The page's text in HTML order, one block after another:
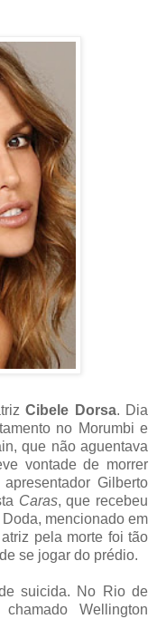
Cibele Dorsa. Dia
no Morumbi e
que não aguentava
vontade de morrer
Gilberto
Caras, que recebeu
mencionado em
pela morte foi tão
se jogar do prédio.
suicida. No Rio de
Wellington